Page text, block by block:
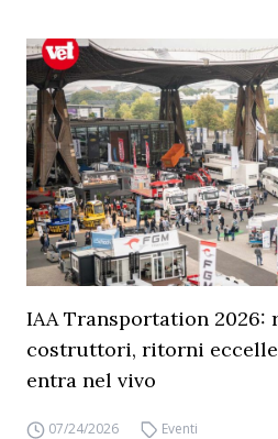
IAA Transportation 2026:
costruttori, ritorni
entra nel vivo
07/24/2026 Eventi